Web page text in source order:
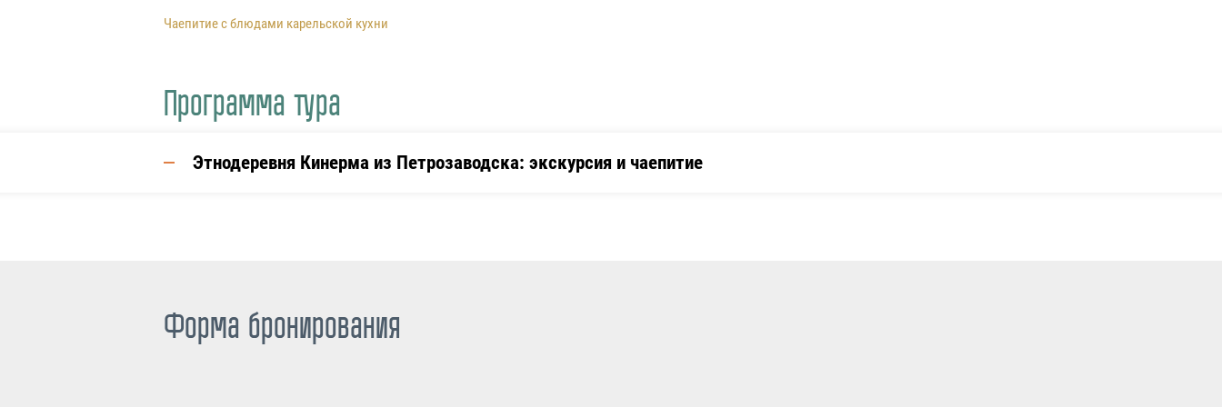
Чаепитие с блюдами карельской кухни
Программа тура
Этнодеревня Кинерма из Петрозаводска: экскурсия и чаепитие
Форма бронирования